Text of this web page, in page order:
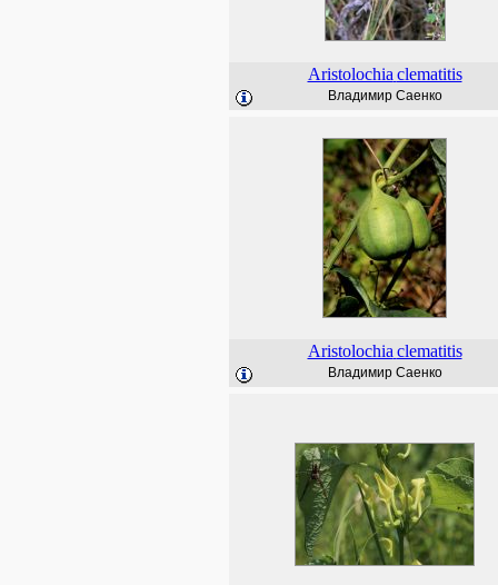
Aristolochia clematitis
Владимир Саенко
Aristolochia clematitis
Владимир Саенко